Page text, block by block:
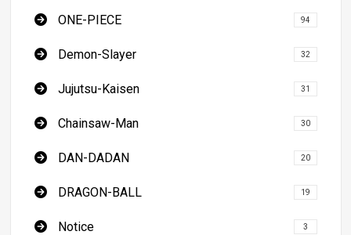
ONE-PIECE 94
Demon-Slayer 32
Jujutsu-Kaisen 31
Chainsaw-Man 30
DAN-DADAN 20
DRAGON-BALL 19
Notice 3